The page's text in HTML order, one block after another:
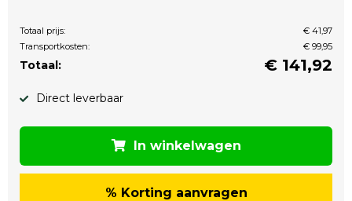
Totaal prijs:
€ 41,97
Transportkosten:
€ 99,95
Totaal: € 141,92
Direct leverbaar
In winkelwagen
% Korting aanvragen